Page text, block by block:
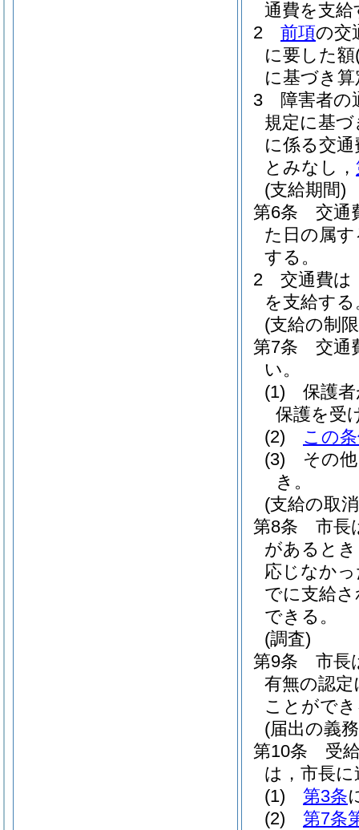
通費を支給
2
前項の交
に要した額
に基づき
3
障害者の
規定に基
に係る交
とみなし，
(支給期間)
第6条
交通
た日の属
する。
2
交通費は
を支給する
(支給の制
第7条
交通
い。
(1)
保護
保護を受
(2)
この
(3)
その
き。
(支給の取
第8条
市長
があると
応じなか
でに支給
できる。
(調査)
第9条
市長
有無の認
ことがで
(届出の義
第10条
受
は，市長
(1)
第3条
(2)
第7条